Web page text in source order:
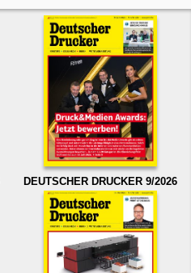
DEUTSCHER DRUCKER 9/2026